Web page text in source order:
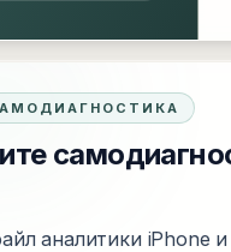
аналитики iPhone